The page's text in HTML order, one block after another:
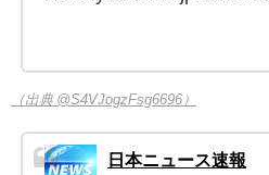
（出典 @S4VJogzFsg6696）
日本ニュース速報